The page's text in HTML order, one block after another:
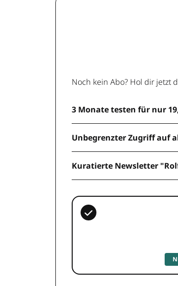
Noch kein Abo? Hol dir jetzt
3 Monate testen für nur
Unbegrenzter Zugriff auf
Kuratierte Newsletter